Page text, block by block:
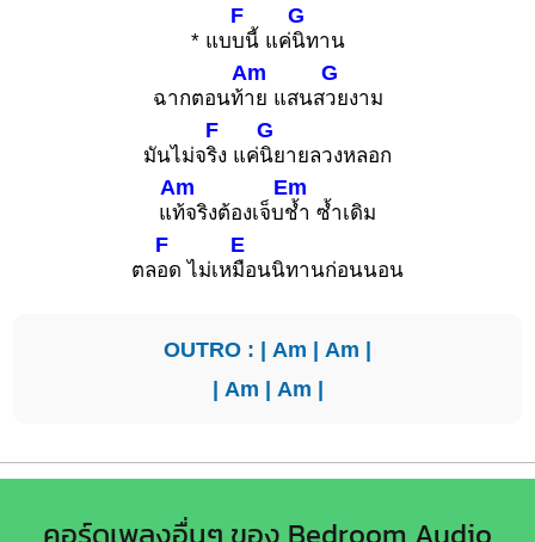
* แบ
F
บนี้ แค่
G
นิทาน
ฉากตอนท้
Am
าย แสนส
G
วยงาม
มันไม่จ
F
ริง แค่
G
นิยายลวงหลอก
แ
Am
ท้จริงต้องเจ็บ
Em
ช้ำ ซ้ำเดิม
ตล
F
อด ไม่เห
E
มือนนิทานก่อนนอน
OUTRO : | Am | Am |
| Am | Am |